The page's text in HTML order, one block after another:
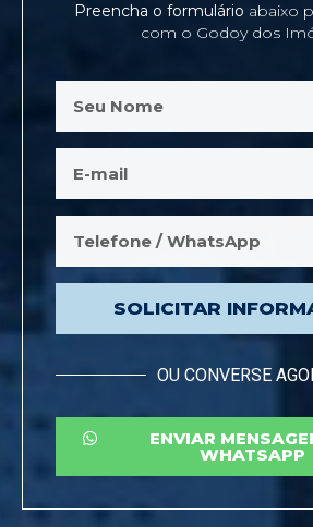
Preencha o formulário abaixo
com o Godoy dos
SOLICITAR
OU CONVERSE
ENVIAR
WHATSAPP